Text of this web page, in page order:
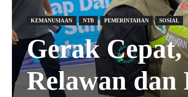
KEMANUSIAAN NTB PEMERINTAHAN SOSIAL
Gerak
Relawan